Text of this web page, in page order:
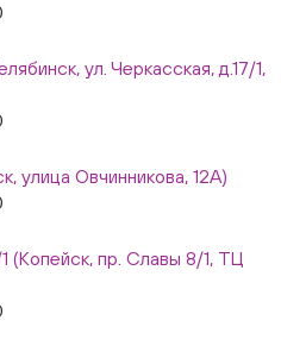
ул. Черкасская, д.17/1,
улица Овчинникова, 12А)
(Копейск, пр. Славы 8/1, ТЦ